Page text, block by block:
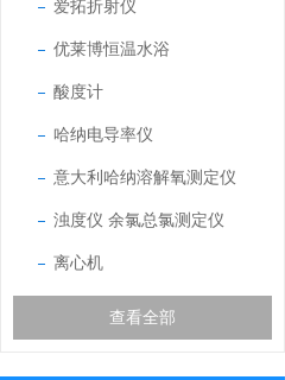
爱拓折射仪
优莱博恒温水浴
酸度计
哈纳电导率仪
意大利哈纳溶解氧测定仪
浊度仪 余氯总氯测定仪
离心机
查看全部